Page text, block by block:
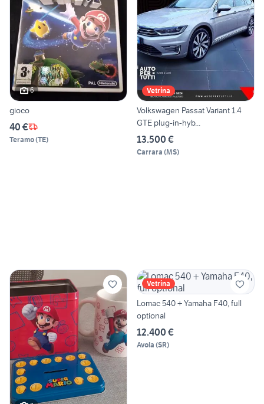
6
gioco
40 €
Teramo(TE)
Vetrina
Volkswagen Passat Variant 1.4
GTE plug-in-hyb...
13.500 €
Carrara (MS)
Vetrina
Lomac 540 + Yamaha F40, full
optional
12.400 €
Avola (SR)